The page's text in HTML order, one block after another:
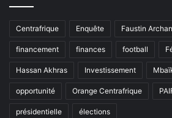
Centrafrique Enquête Faustin
financement finances football
Hassan Akhras Investissement
opportunité Orange Centrafrique
présidentielle élections